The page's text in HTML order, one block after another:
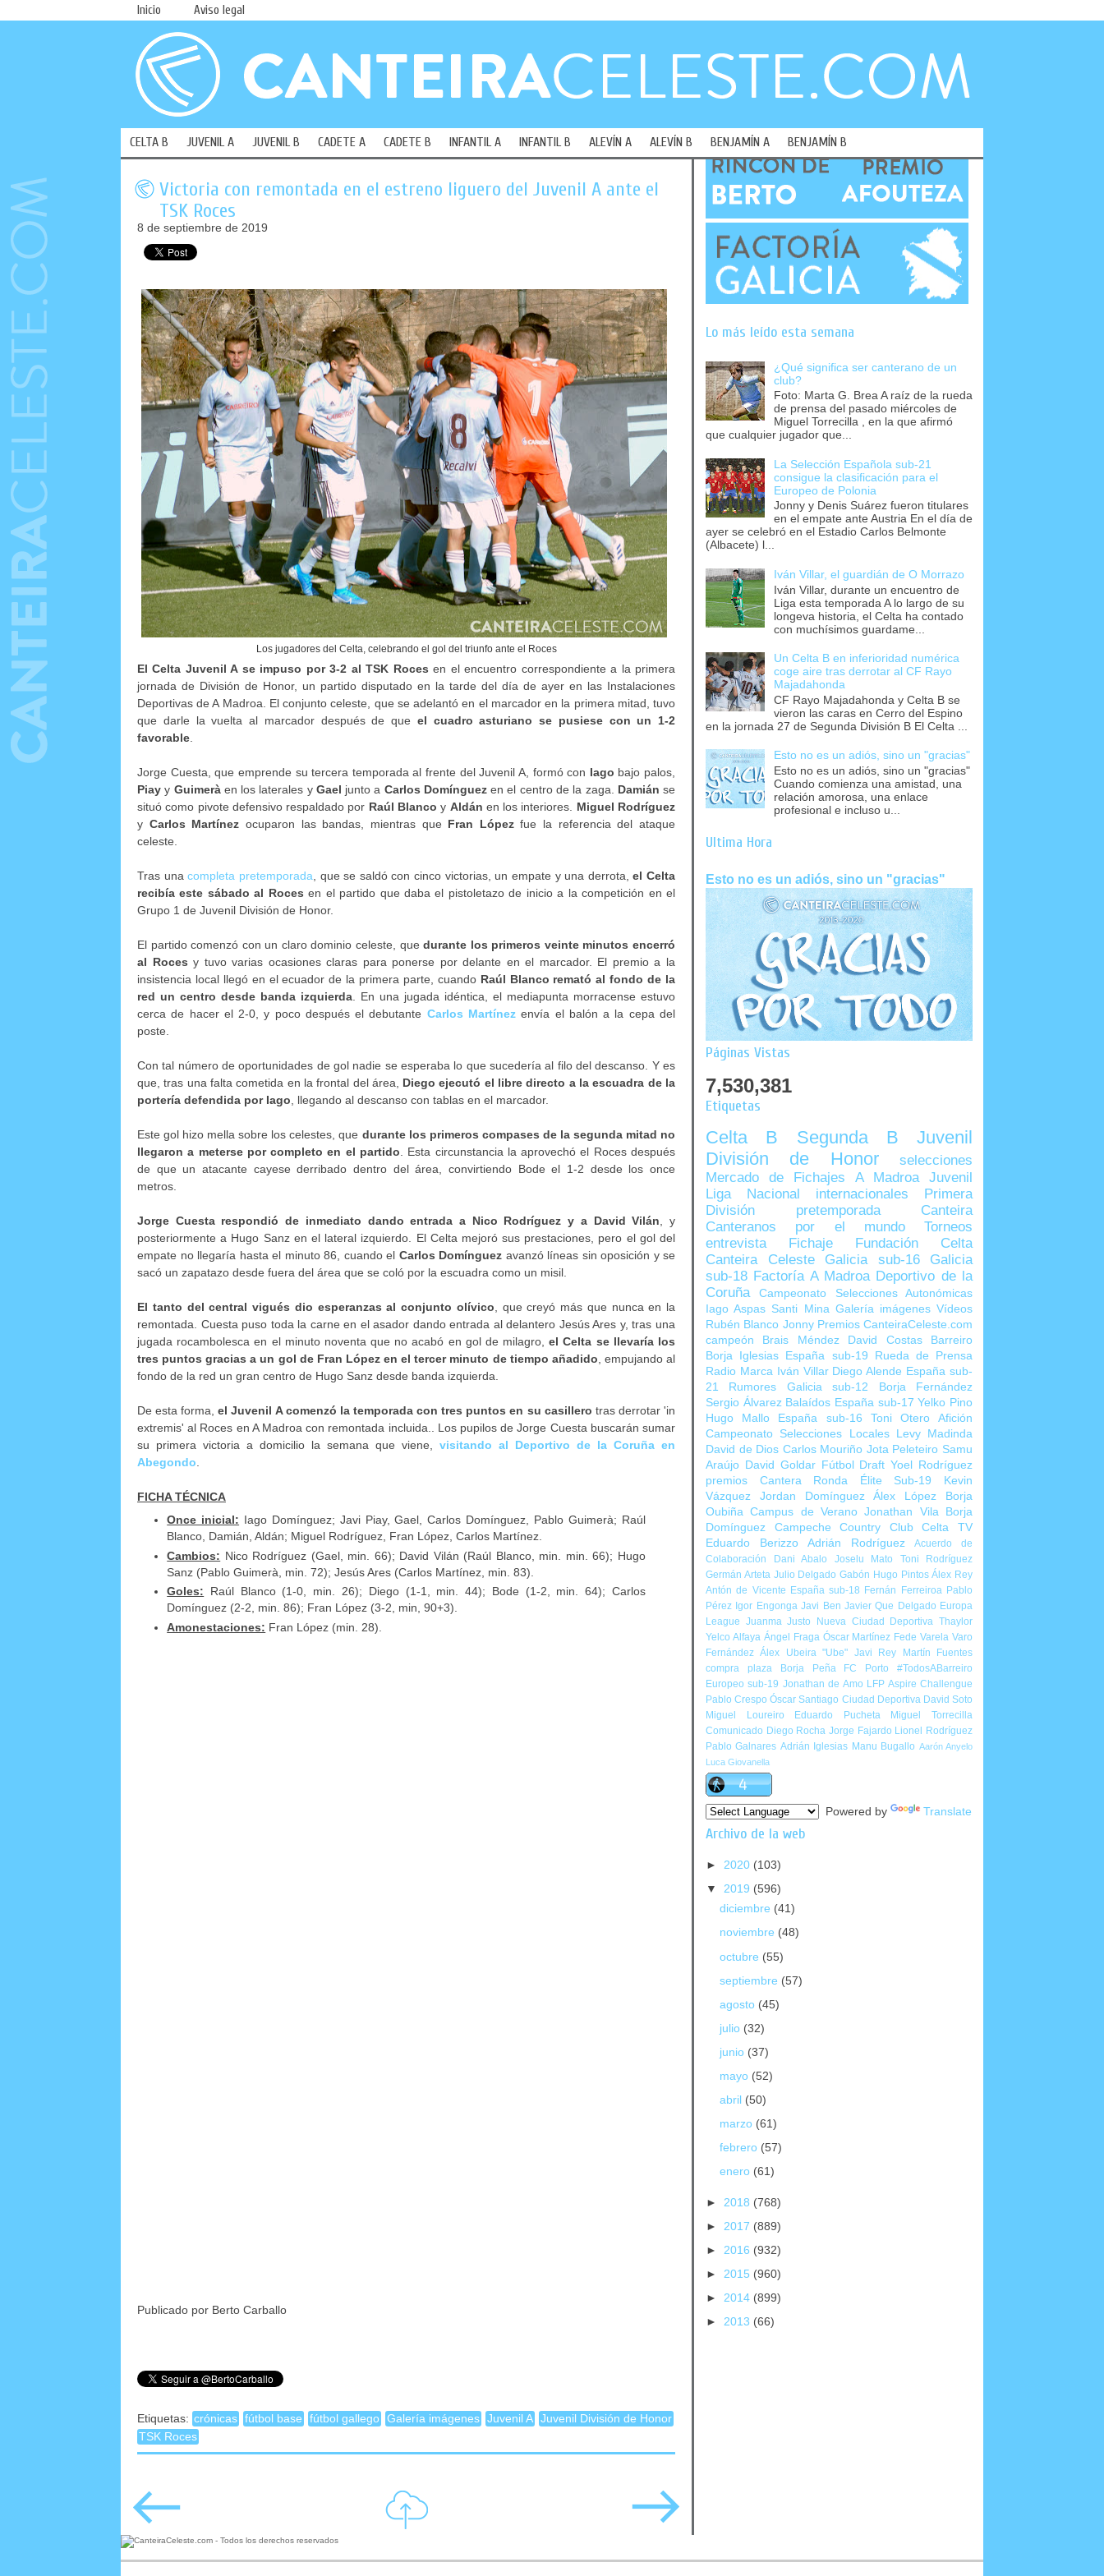
Inicio Aviso legal
CELTA B JUVENIL A JUVENIL B CADETE A CADETE B INFANTIL A INFANTIL B ALEVÍN A ALEVÍN B BENJAMÍN A BENJAMÍN B
Victoria con remontada en el estreno liguero del Juvenil A ante el
TSK Roces
8 de septiembre de 2019
Los jugadores del Celta, celebrando el gol del triunfo ante el Roces
El Celta Juvenil A se impuso por 3-2 al TSK Rocesen el encuentro correspondiente a la primera
jornada de División de Honor, un partido disputado en la tarde del día de ayer en las Instalaciones
Deportivas de A Madroa. El conjunto celeste, que se adelantó en el marcador en la primera mitad, tuvo
que darle la vuelta al marcador después de que el cuadro asturiano se pusiese con un 1-2
favorable
Jorge Cuesta, que emprende su tercera temporada al frente del Juvenil A, formó con Iago bajo palos,
Piay y Guimeràen los laterales y Gael junto a Carlos Domínguezen el centro de la zaga. Damián se
situó como pivote defensivo respaldado por Raúl Blanco y Aldán en los interiores. Miguel Rodríguez
y Carlos Martínez ocuparon las bandas, mientras que Fran Lópezfue la referencia del ataque
celeste.
Tras unacompleta pretemporada , que se saldó con cinco victorias, un empate y una derrota,el Celta
recibía este sábado al Roces en el partido que daba el pistoletazo de inicio a la competición en el
Grupo 1 de Juvenil División de Honor.
El partido comenzó con un claro dominio celeste, quedurante los primeros veinte minutos encerró
al Roces y tuvo varias ocasiones claras para ponerse por delante en el marcador. El premio a la
insistencia local llegó en el ecuador de la primera parte, cuando Raúl Blanco remató al fondo de la
red un centro desde banda izquierda . En una jugada idéntica, el mediapunta morracense estuvo
cerca de hacer el 2-0, y poco después el debutante Carlos Martínez envía el balón a la cepa del
poste.
Con tal número de oportunidades de gol nadie se esperaba lo que sucedería al filo del descanso. Y es
que, tras una falta cometida en la frontal del área, Diego ejecutó el libre directo a la escuadra de la
portería defendida por Iago , llegando al descanso con tablas en el marcador.
Este gol hizo mella sobre los celestes, que durante los primeros compases de la segunda mitad no
llegaron a meterse por completo en el partido . Esta circunstancia la aprovechó el Roces después
de que un atacante cayese derribado dentro del área, convirtiendo Bode el 1-2 desde los once
metros.
Jorge Cuesta respondió de inmediato dando entrada a Nico Rodríguez y a David Vilán , y
posteriormente a Hugo Sanz en el lateral izquierdo. El Celta mejoró sus prestaciones, pero el gol del
empate no llegaría hasta el minuto 86, cuando el Carlos Domínguez avanzó líneas sin oposición y se
sacó un zapatazo desde fuera del área que se coló por la escuadra como un misil.
El tanto del central vigués dio esperanzas al conjunto olívico , que creyó más que nunca en la
remontada. Cuesta puso toda la carne en el asador dando entrada al delantero Jesús Ares y, tras una
jugada rocambolesca en el minuto noventa que no acabó en gol de milagro,el Celta se llevaría los
tres puntos gracias a un gol de Fran López en el tercer minuto de tiempo añadido , empujando al
fondo de la red un gran centro de Hugo Sanz desde banda izquierda.
De esta forma,el Juvenil A comenzó la temporada con tres puntos en su casillero tras derrotar 'in
extremis' al Roces en A Madroa con remontada incluida.. Los pupilos de Jorge Cuesta buscarán sumar
su primera victoria a domicilio la semana que viene, visitando al Deportivo de la Coruña en
Abegondo
FICHA TÉCNICA
Once inicial: Iago Domínguez; Javi Piay, Gael, Carlos Domínguez, Pablo Guimerà; Raúl
Blanco, Damián, Aldán; Miguel Rodríguez, Fran López, Carlos Martínez.
Cambios: Nico Rodríguez (Gael, min. 66); David Vilán (Raúl Blanco, min. min. 66); Hugo
Sanz (Pablo Guimerà, min. 72); Jesús Ares (Carlos Martínez, min. 83).
Goles: Raúl Blanco (1-0, min. 26); Diego (1-1, min. 44); Bode (1-2, min. 64); Carlos
Domínguez (2-2, min. 86); Fran López (3-2, min, 90+3).
Amonestaciones: Fran López (min. 28).
Publicado por Berto Carballo
Etiquetas: crónicas fútbol base fútbol gallego Galería imágenes Juvenil A Juvenil División de Honor
TSK Roces
Lo más leído esta semana
¿Qué significa ser canterano de un
club?
Foto: Marta G. Brea A raíz de la rueda
de prensa del pasado miércoles de
Miguel Torrecilla , en la que afirmó
que cualquier jugador que...
La Selección Española sub-21
consigue la clasificación para el
Europeo de Polonia
Jonny y Denis Suárez fueron titulares
en el empate ante Austria En el día de
ayer se celebró en el Estadio Carlos Belmonte
(Albacete) l...
Iván Villar, el guardián de O Morrazo
Iván Villar, durante un encuentro de
Liga esta temporada A lo largo de su
longeva historia, el Celta ha contado
con muchísimos guardame...
Un Celta B en inferioridad numérica
coge aire tras derrotar al CF Rayo
Majadahonda
CF Rayo Majadahonda y Celta B se
vieron las caras en Cerro del Espino
en la jornada 27 de Segunda División B El Celta ...
Esto no es un adiós, sino un "gracias"
Esto no es un adiós, sino un "gracias"
Cuando comienza una amistad, una
relación amorosa, una enlace
profesional e incluso u...
Última Hora
Esto no es un adiós, sino un "gracias"
Páginas Vistas
7,530,381
Etiquetas
Celta B Segunda B
Juvenil
División de Honor
selecciones
Mercado de Fichajes
A Madroa
Juvenil
Liga Nacional
internacionales
Primera
División
pretemporada
Canteira
Canteranos por el mundo
Torneos
entrevista
Fichaje
Fundación Celta
Canteira Celeste
Galicia sub-16
Galicia
sub-18 Factoría A Madroa Deportivo de la
Coruña
Campeonato Selecciones Autonómicas
Iago Aspas Santi Mina Galería imágenes Vídeos
Rubén Blanco Jonny Premios CanteiraCeleste.com
campeón
Brais Méndez David Costas
Barreiro
Borja Iglesias
España sub-19
Rueda de Prensa
Radio Marca
Iván Villar Diego Alende España sub-
21
Rumores Galicia sub-12
Borja Fernández
Sergio Álvarez Balaídos España sub-17 Yelko Pino
Hugo Mallo
España sub-16 Toni Otero
Afición
Campeonato Selecciones Locales
Levy Madinda
David de Dios Carlos Mouriño Jota Peleteiro Samu
Araújo David Goldar Fútbol Draft Yoel Rodríguez
premios Cantera
Ronda Élite Sub-19
Kevin
Vázquez
Jordan Domínguez Álex López
Borja
Oubiña Campus de Verano Jonathan Vila
Borja
Domínguez
Campeche Country Club
Celta TV
Eduardo Berizzo
Adrián Rodríguez
Acuerdo de
Colaboración
Dani Abalo Joselu Mato
Toni Rodríguez
Germán Arteta Julio Delgado Gabón Hugo Pintos Álex Rey
Antón de Vicente España sub-18 Fernán Ferreiroa Pablo
Pérez Igor Engonga Javi Ben Javier Que Delgado Europa
League Juanma Justo Nueva Ciudad Deportiva Thaylor
Yelco Alfaya Ángel Fraga Óscar Martínez Fede Varela Varo
Fernández Álex Ubeira "Ube" Javi Rey
Martín Fuentes
compra plaza
Borja Peña FC Porto
#TodosABarreiro
Europeo sub-19 Jonathan de Amo LFP Aspire Challengue
Pablo Crespo Óscar Santiago Ciudad Deportiva David Soto
Miguel Loureiro
Eduardo Pucheta
Miguel Torrecilla
Comunicado Diego Rocha Jorge Fajardo Lionel Rodríguez
Pablo Galnares Adrián Iglesias Manu Bugallo Aarón Anyelo
Luca Giovanella
Powered by Translate
Archivo de la web
► 2020 (103)
▼ 2019 (596)
diciembre (41)
noviembre (48)
octubre (55)
septiembre (57)
agosto (45)
julio (32)
junio (37)
mayo (52)
abril (50)
marzo (61)
febrero (57)
enero (61)
► 2018 (768)
► 2017 (889)
► 2016 (932)
► 2015 (960)
► 2014 (899)
► 2013 (66)